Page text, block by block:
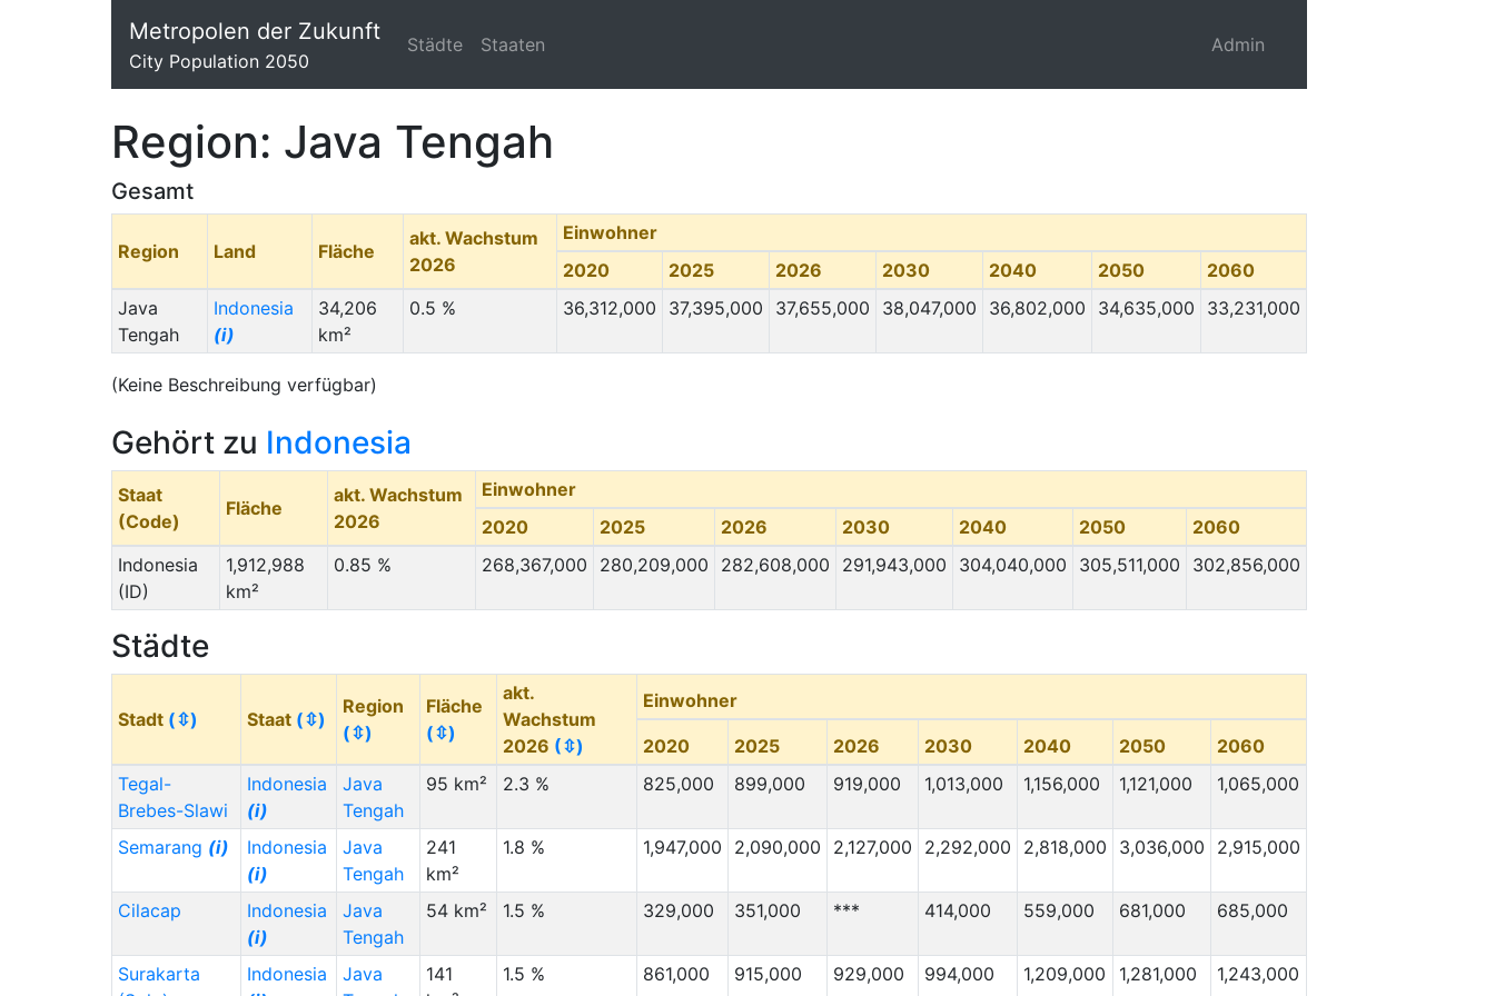
Metropolen der Zukunft
City Population 2050
Städte Staaten Admin
Region: Java Tengah
Gesamt
Region Land Fläche
akt. Wachstum
2026
Einwohner
2020
2025 2026 2030 2040 2050
2060
Java
Tengah
Indonesia
(i)
34,206
km²
0.5 % 36,312,000 37,395,000 37,655,000 38,047,000 36,802,000 34,635,000 33,231,000
(Keine Beschreibung verfügbar)
Gehört zu Indonesia
Staat
(Code)
Fläche
akt. Wachstum
2026
Einwohner
2020
2025 2026 2030 2040 2050
2060
Indonesia
(ID)
1,912,988
km²
0.85 % 268,367,000 280,209,000 282,608,000 291,943,000 304,040,000 305,511,000 302,856,000
Städte
Stadt (⇳) Staat (⇳)
Region
(⇳)
Fläche
(⇳)
akt.
Wachstum
2026 (⇳)
Einwohner
2020 2025 2026 2030 2040 2050
2060
Tegal-
Brebes-Slawi
Indonesia
(i)
Java
Tengah
95 km² 2.3 % 825,000 899,000 919,000 1,013,000 1,156,000 1,121,000 1,065,000
Semarang (i)
Indonesia
(i)
Java
Tengah
241
km²
1.8 % 1,947,000 2,090,000 2,127,000 2,292,000 2,818,000 3,036,000 2,915,000
Cilacap
Indonesia
(i)
Java
Tengah
54 km² 1.5 % 329,000 351,000 *** 414,000 559,000 681,000 685,000
Surakarta
Indonesia
Java
141
1.5 % 861,000 915,000 929,000 994,000 1,209,000 1,281,000 1,243,000